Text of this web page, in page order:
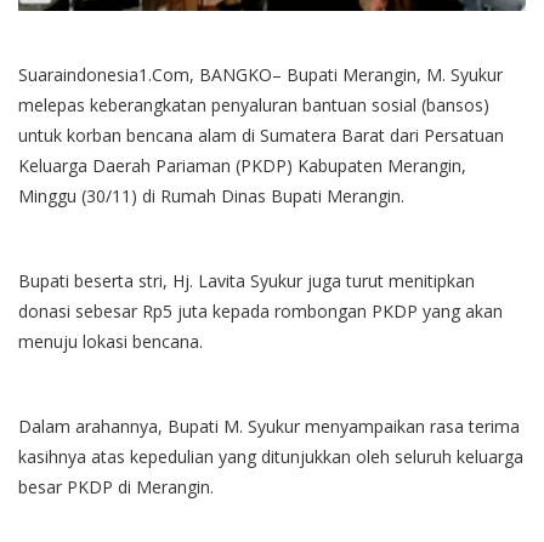
Suaraindonesia1.Com, BANGKO– Bupati Merangin, M. Syukur
melepas keberangkatan penyaluran bantuan sosial (bansos)
untuk korban bencana alam di Sumatera Barat dari Persatuan
Keluarga Daerah Pariaman (PKDP) Kabupaten Merangin,
Minggu (30/11) di Rumah Dinas Bupati Merangin.
Bupati beserta stri, Hj. Lavita Syukur juga turut menitipkan
donasi sebesar Rp5 juta kepada rombongan PKDP yang akan
menuju lokasi bencana.
Dalam arahannya, Bupati M. Syukur menyampaikan rasa terima
kasihnya atas kepedulian yang ditunjukkan oleh seluruh keluarga
besar PKDP di Merangin.